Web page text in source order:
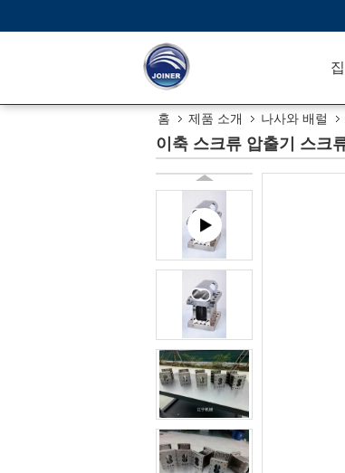
집
홈 제품 소개 나사와 배럴
이축 스크류 압출기 스크